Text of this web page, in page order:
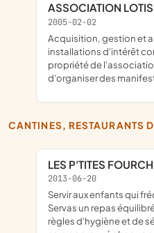
ASSOCIATION
2005-02-02
acquisition, gestion et amélioration de toutes
installations d'intérêt
propriété de
d'organiser des
CANTINES, RESTAURANTS
LES P'TITES
2013-06-20
servir aux enfants qui fréquentent l'école publique de
Servas un repas
règles d'hygiène et de